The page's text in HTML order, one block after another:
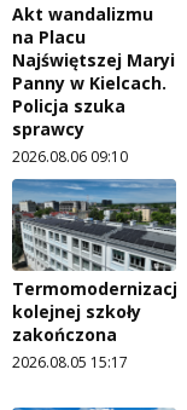
Akt wandalizmu
na Placu
Najświętszej Maryi
Panny w Kielcach.
Policja szuka
sprawcy
2026.08.06 09:10
Termomodernizacja
kolejnej szkoły
zakończona
2026.08.05 15:17